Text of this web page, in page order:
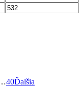
40Ďalšia